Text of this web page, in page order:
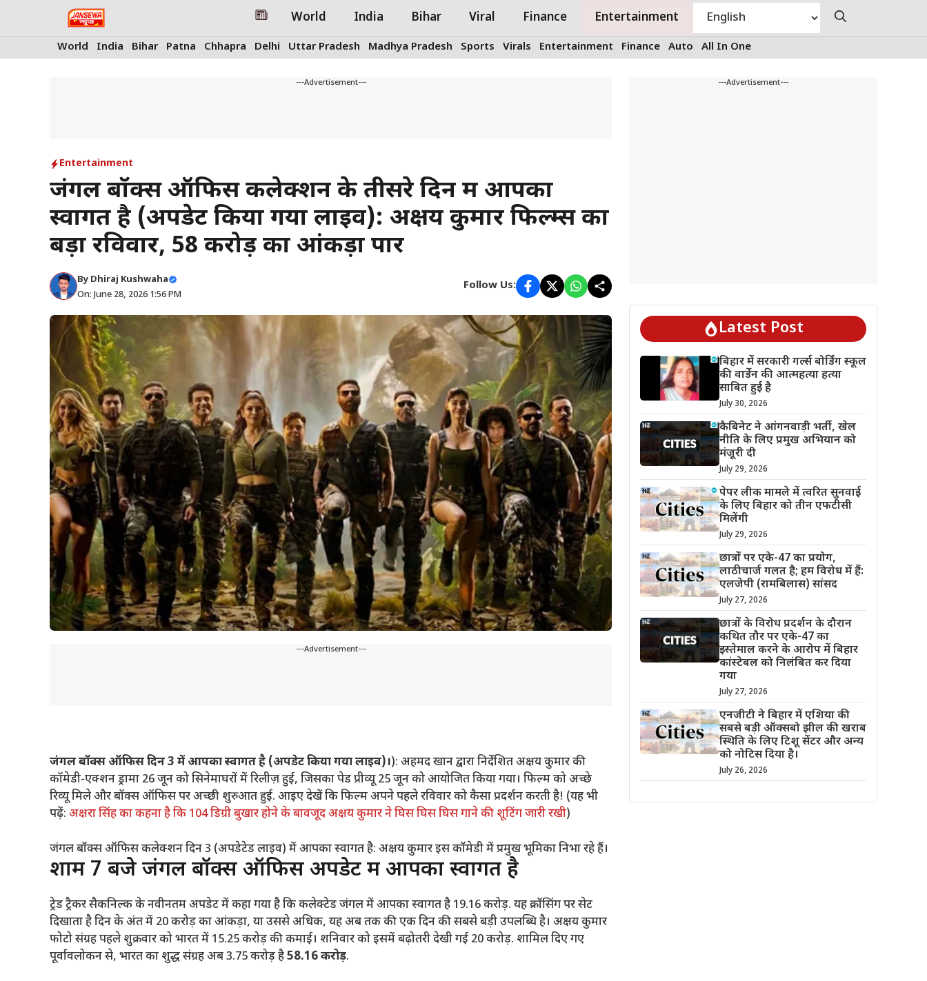
World India Bihar Viral Finance Entertainment
World India Bihar Patna Chhapra Delhi Uttar Pradesh Madhya Pradesh Sports Virals Entertainment Finance Auto All In One
---Advertisement---
Entertainment
जंगल बॉक्स ऑफिस कलेक्शन के तीसरे दिन में आपका
स्वागत है (अपडेट किया गया लाइव): अक्षय कुमार फिल्म्स का
बड़ा रविवार, ₹58 करोड़ का आंकड़ा पार
By Dhiraj Kushwaha
On: June 28, 2026 1:56 PM
Follow Us:
---Advertisement---
जंगल बॉक्स ऑफिस दिन 3 में आपका स्वागत है (अपडेट किया गया लाइव)।): अहमद खान द्वारा निर्देशित अक्षय कुमार की
कॉमेडी-एक्शन ड्रामा 26 जून को सिनेमाघरों में रिलीज़ हुई, जिसका पेड प्रीव्यू 25 जून को आयोजित किया गया। फिल्म को अच्छे
रिव्यू मिले और बॉक्स ऑफिस पर अच्छी शुरुआत हुई. आइए देखें कि फिल्म अपने पहले रविवार को कैसा प्रदर्शन करती है! (यह भी
पढ़ें: अक्षरा सिंह का कहना है कि 104 डिग्री बुखार होने के बावजूद अक्षय कुमार ने घिस घिस घिस गाने की शूटिंग जारी रखी)
जंगल बॉक्स ऑफिस कलेक्शन दिन 3 (अपडेटेड लाइव) में आपका स्वागत है: अक्षय कुमार इस कॉमेडी में प्रमुख भूमिका निभा रहे हैं।
शाम 7 बजे जंगल बॉक्स ऑफिस अपडेट में आपका स्वागत है
ट्रेड ट्रैकर सैकनिल्क के नवीनतम अपडेट में कहा गया है कि कलेक्टेड जंगल में आपका स्वागत है 19.16 करोड़. यह क्रॉसिंग पर सेट
दिखाता हैदिन के अंत में 20 करोड़ का आंकड़ा, या उससे अधिक, यह अब तक की एक दिन की सबसे बड़ी उपलब्धि है। अक्षय कुमार
फोटो संग्रहपहले शुक्रवार को भारत में 15.25 करोड़ की कमाई। शनिवार को इसमें बढ़ोतरी देखी गई 20 करोड़. शामिलदिए गए
पूर्वावलोकन से, भारत का शुद्ध संग्रह अब 3.75 करोड़ है58.16 करोड़.
---Advertisement---
Latest Post
बिहार में सरकारी गर्ल्स बोर्डिंग स्कूल
की वार्डेन की आत्महत्या हत्या
साबित हुई है
July 30, 2026
कैबिनेट ने आंगनवाड़ी भर्ती, खेल
नीति के लिए प्रमुख अभियान को
मंजूरी दी
July 29, 2026
पेपर लीक मामले में त्वरित सुनवाई
के लिए बिहार को तीन एफटीसी
मिलेंगी
July 29, 2026
छात्रों पर एके-47 का प्रयोग,
लाठीचार्ज गलत है; हम विरोध में हैं:
एलजेपी (रामबिलास) सांसद
July 27, 2026
छात्रों के विरोध प्रदर्शन के दौरान
कथित तौर पर एके-47 का
इस्तेमाल करने के आरोप में बिहार
कांस्टेबल को निलंबित कर दिया
गया
July 27, 2026
एनजीटी ने बिहार में एशिया की
सबसे बड़ी ऑक्सबो झील की खराब
स्थिति के लिए टिशू सेंटर और अन्य
को नोटिस दिया है।
July 26, 2026